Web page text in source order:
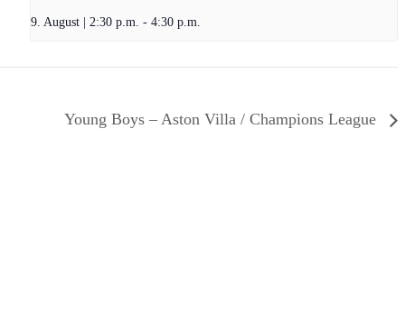
9. August | 2:30 p.m. - 4:30 p.m.
Young Boys – Aston Villa / Champions League